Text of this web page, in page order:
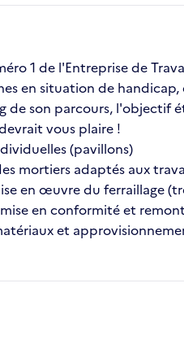
1 de l'Entreprise de
en situation de
de son parcours, l'objectif
vous plaire !
(pavillons)
mortiers adaptés aux
en œuvre du ferraillage
en conformité et
et